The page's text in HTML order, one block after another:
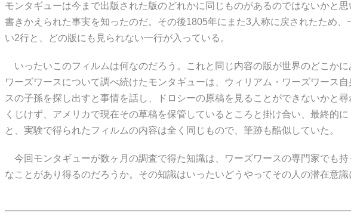
モンタギューは今まで出版された版のどれかに同じものがあるのではないかと
書きかえられた事実を知ったのだ。その後1805年にまた3人称に戻されたため
い2行と、どの版にも見られない一行が入っている。
いったいこのフィルムは何なのだろう。これと同じ内容の版が世界のどこか
ワーズワースについて調べ続けたモンタギューは、ウィリアム・ワーズワース
スの子孫を探し出すと事情を話し、ドロシーの原稿を見ることができないかと
くじけず、アメリカで現在その草稿を保管しているところと掛け合い、最終的
と、実験で得られたフィルムの内容は全く同じもので、筆跡も酷似していた。
今回モンタギューが数ヶ月の調査で得た知識は、ワーズワースの専門家でも
なことがあり得るのだろうか。その知識はいったいどうやってその人の潜在意識